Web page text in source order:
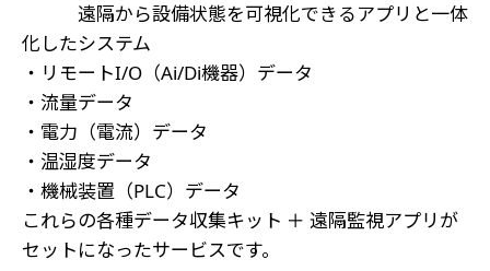
遠隔から設備状態を可視化できるアプリと一体
化したシステム
・リモートI/O（Ai/Di機器）データ
・流量データ
・電力（電流）データ
・温湿度データ
・機械装置（PLC）データ
これらの各種データ収集キット ＋ 遠隔監視アプリが
セットになったサービスです。